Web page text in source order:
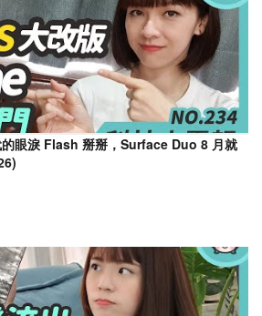
眼淚 Flash 掰掰，Surface Duo 8 月就